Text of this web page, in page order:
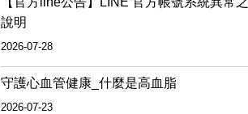
說明
2026-07-28
守護心血管健康_什麼是高血脂
2026-07-23